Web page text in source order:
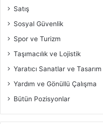
Satış
Sosyal Güvenlik
Spor ve Turizm
Taşımacılık ve Lojistik
Yaratıcı Sanatlar ve Tasarım
Yardım ve Gönüllü Çalışma
Bütün Pozisyonlar